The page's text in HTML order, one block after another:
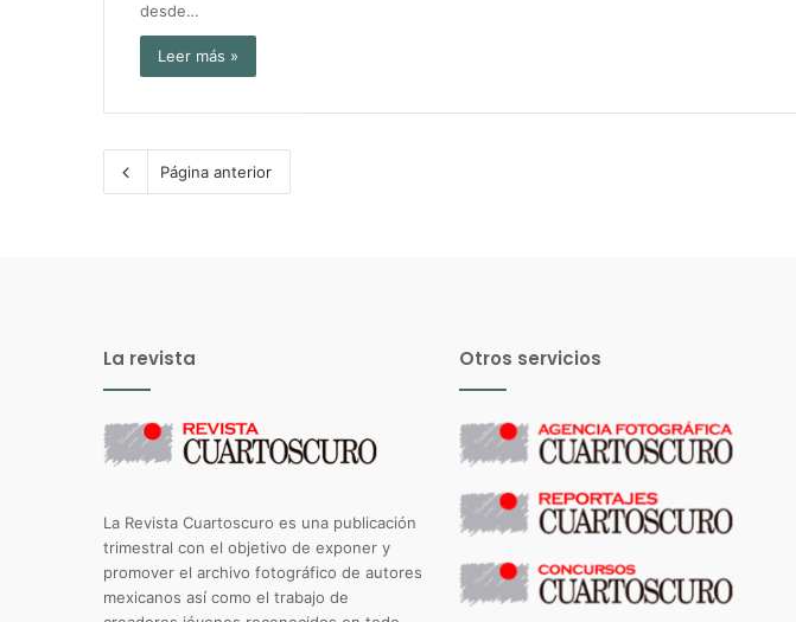
desde…
Leer más »
Página anterior
La revista
La Revista Cuartoscuro es una publicación
trimestral con el objetivo de exponer y
promover el archivo fotográfico de autores
mexicanos así como el trabajo de
Otros servicios